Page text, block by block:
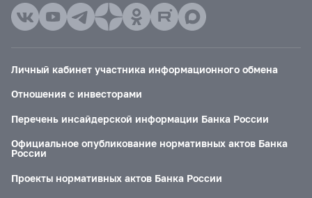
Личный кабинет участника информационного обмена
Отношения с инвесторами
Перечень инсайдерской информации Банка России
Официальное опубликование нормативных актов Банка
России
Проекты нормативных актов Банка России